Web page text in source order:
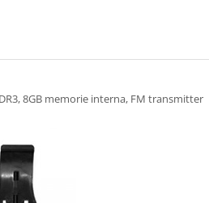
8GB memorie interna, FM transmitter